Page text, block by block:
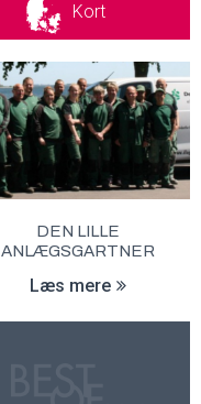
Kort
DEN LILLE
ANLÆGSGARTNER
Læs mere